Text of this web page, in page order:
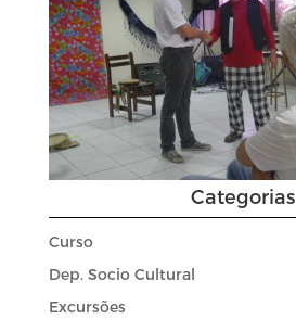
Categorias
Curso
Dep. Socio Cultural
Excursões